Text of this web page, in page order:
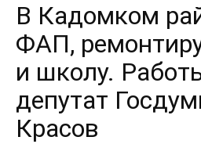
В Кадомком
ФАП,
и школу.
депутат
Красов